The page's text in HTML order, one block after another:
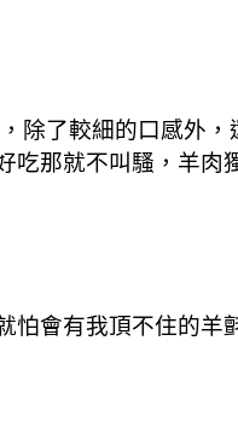
除了較細的口感外
那就不叫騷，羊肉
會有我頂不住的